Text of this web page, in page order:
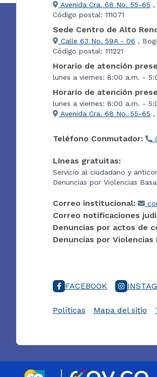
Avenida Cra. 68 No. 55-65 ,
Código postal: 111071
Sede Centro de Alto
Calle 63 No. 59A - 06 ,
Código postal: 111221
Horario de atención
lunes a viernes: 8:00 a.m. -
Horario de atención
lunes a viernes: 8:00 a.m. -
Avenida Cra. 68 No. 55-65 ,
Teléfono Conmutador:
Líneas gratuitas:
Servicio al ciudadano y
Denuncias por Violencias
Correo institucional:
Correo notificaciones
Denuncias por actos de
Denuncias por
FACEBOOK
Políticas Mapa del sitio